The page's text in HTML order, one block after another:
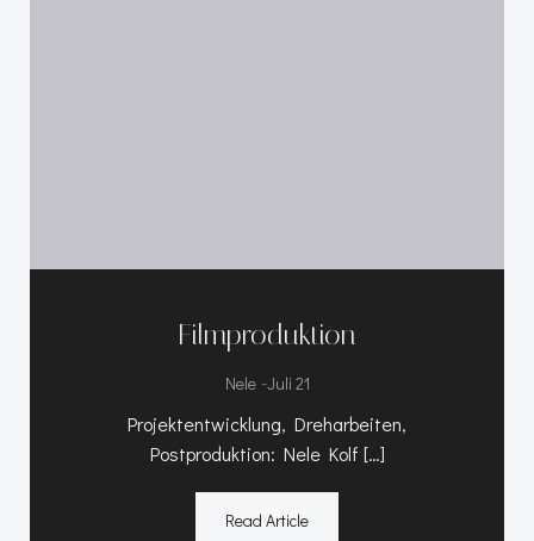
Filmproduktion
Nele -Juli 21
Projektentwicklung, Dreharbeiten,
Postproduktion: Nele Kolf […]
Read Article